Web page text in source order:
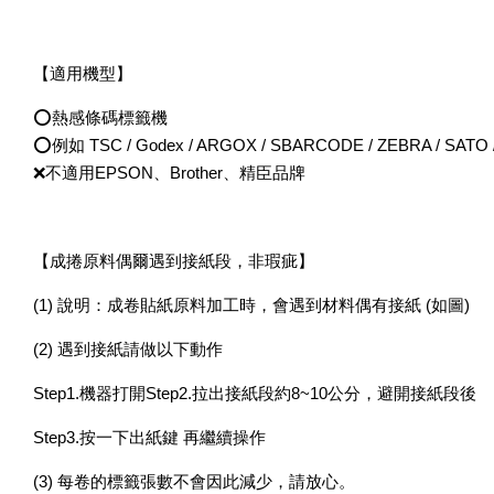
【適用機型】
⭕熱感條碼標籤機
⭕例如 TSC / Godex / ARGOX / SBARCODE / ZEBRA / SATO
❌不適用EPSON、Brother、精臣品牌
【成捲原料偶爾遇到接紙段，非瑕疵】
(1) 說明：成卷貼紙原料加工時，會遇到材料偶有接紙 (如圖)
(2) 遇到接紙請做以下動作
Step1.機器打開Step2.拉出接紙段約8~10公分，避開接紙段後
Step3.按一下出紙鍵 再繼續操作
(3) 每卷的標籤張數不會因此減少，請放心。